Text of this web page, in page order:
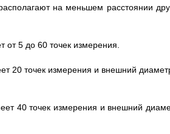
на меньшем расстоянии
5 до 60 точек измерения.
20 точек измерения и внешний
40 точек измерения и внешний